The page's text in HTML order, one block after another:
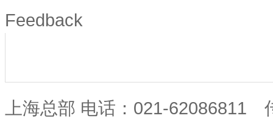
Feedback
上海总部 电话：021-